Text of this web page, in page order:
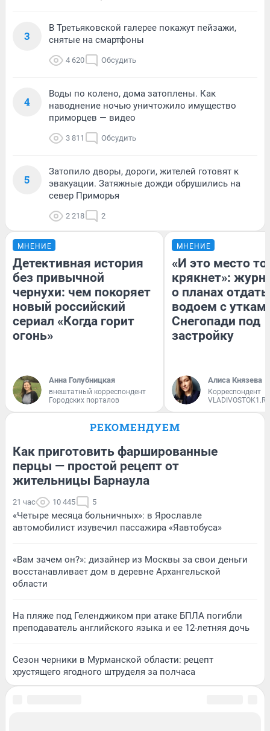
3
В Третьяковской галерее покажут пейзажи,
снятые на смартфоны
4 620 Обсудить
4
Воды по колено, дома затоплены. Как
наводнение ночью уничтожило имущество
приморцев — видео
3 811 Обсудить
5
Затопило дворы, дороги, жителей готовят к
эвакуации. Затяжные дожди обрушились на
север Приморья
2 218 2
МНЕНИЕ
Детективная история
без привычной
чернухи: чем покоряет
новый российский
сериал «Когда горит
огонь»
Анна Голубницкая
внештатный корреспондент
Городских порталов
МНЕНИЕ
«И это место
крякнет»:
о планах отдать
водоем с
Снегопади под
застройку
Алиса Князева
Корреспондент
VLADIVOSTOK1.RU
РЕКОМЕНДУЕМ
Как приготовить фаршированные
перцы — простой рецепт от
жительницы Барнаула
21 час 10 445 5
«Четыре месяца больничных»: в Ярославле
автомобилист изувечил пассажира «Яавтобуса»
«Вам зачем он?»: дизайнер из Москвы за свои деньги
восстанавливает дом в деревне Архангельской
области
На пляже под Геленджиком при атаке БПЛА погибли
преподаватель английского языка и ее 12-летняя дочь
Сезон черники в Мурманской области: рецепт
хрустящего ягодного штруделя за полчаса